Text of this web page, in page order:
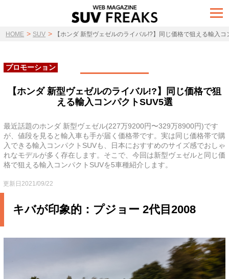
t
o
g
g
a
n
HOME > SUV > 【ホンダ 新型ヴェゼルのライバル!?】同じ価格で狙える輸入
プロモーション
【ホンダ 新型ヴェゼルのライバル!?】同じ価格で狙
える輸入コンパクトSUV5選
最近話題のホンダ 新型ヴェゼル(227万9200円〜329万8900円)です
が、値段を見ると輸入車も手が届く価格帯です。実は同じ価格帯で購
入できる輸入コンパクトSUVも、日本におすすめのサイズ感でおしゃ
れなモデルが多く存在します。そこで、今回は新型ヴェゼルと同じ価
格で狙える輸入コンパクトSUVを5車種紹介します。
更新日2021/09/22
キバが印象的：プジョー 2代目2008